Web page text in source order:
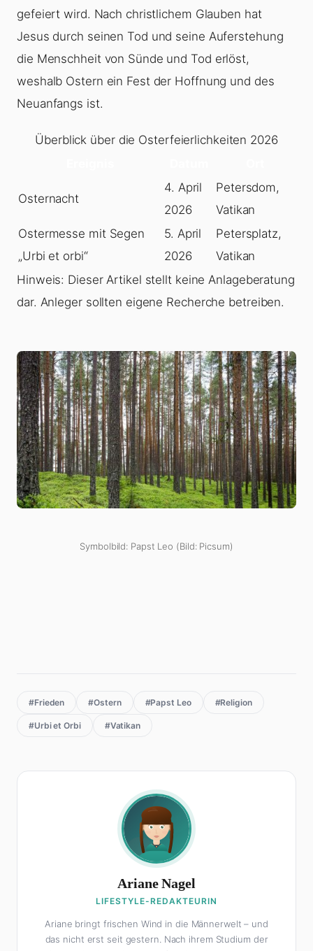
gefeiert wird. Nach christlichem Glauben hat
Jesus durch seinen Tod und seine Auferstehung
die Menschheit von Sünde und Tod erlöst,
weshalb Ostern ein Fest der Hoffnung und des
Neuanfangs ist.
Überblick über die Osterfeierlichkeiten 2026
Osternacht
4. April
2026
Petersdom,
Vatikan
Ostermesse mit Segen
„Urbi et orbi“
5. April
2026
Petersplatz,
Vatikan
Hinweis: Dieser Artikel stellt keine Anlageberatung
dar. Anleger sollten eigene Recherche betreiben.
Symbolbild: Papst Leo (Bild: Picsum)
#Frieden #Ostern #Papst Leo #Religion
#Urbi et Orbi #Vatikan
Ariane Nagel
LIFESTYLE-REDAKTEURIN
Ariane bringt frischen Wind in die Männerwelt – und
das nicht erst seit gestern. Nach ihrem Studium der